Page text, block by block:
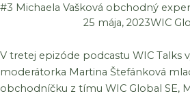
#3 Michaela Vašková obchodný
25 mája, 2023WIC
V tretej epizóde podcastu WIC Talks
moderátorka Martina Štefánková
obchodníčku z tímu WIC Global SE,